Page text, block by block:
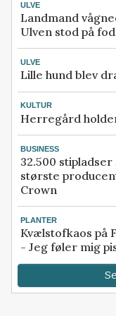
ULVE
Landmand
Ulven stod på
ULVE
Lille hund blev
KULTUR
Herregård
BUSINESS
32.500
største
Crown
PLANTER
Kvælstofkaos på
- Jeg føler mig